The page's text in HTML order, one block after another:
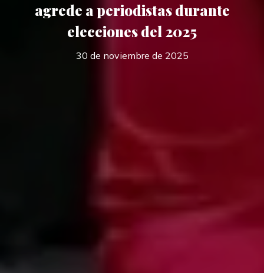
agrede a periodistas durante
elecciones del 2025
30 de noviembre de 2025